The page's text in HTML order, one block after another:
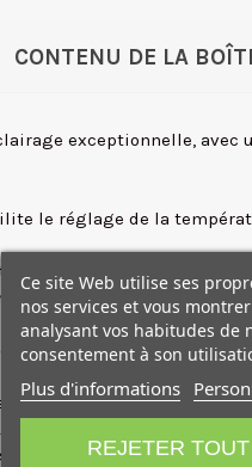
CONTENU DE LA
exceptionnelle,
le réglage de la
IP55
, ce qu'il lui
: Boucle CCT, Boucle
entrée et sortie DMX.
(par le biais de ses
du boîtier permet de
SPEED, LOW SPEED,
mode SMART ou FULL
Ce site Web utilise ses
nos services et vous
analysant vos habitudes de
consentement à son
Plus d'informations
REJETER TOUT